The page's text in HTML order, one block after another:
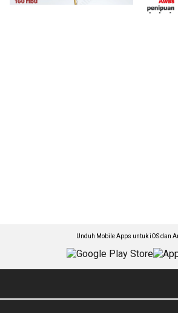
Unduh Mobile Apps untuk iOS dan